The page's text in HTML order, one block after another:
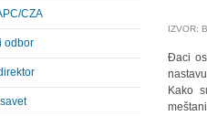
IZVOR:
Đaci
Kako
CZA
odbor